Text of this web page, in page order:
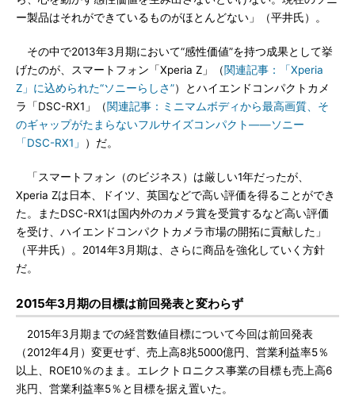
ー製品はそれができているものがほとんどない」（平井氏）。
その中で2013年3月期において“感性価値”を持つ成果として挙
げたのが、スマートフォン「Xperia Z」（関連記事：「Xperia
Z」に込められた“ソニーらしさ”）とハイエンドコンパクトカメ
ラ「DSC-RX1」（関連記事：ミニマムボディから最高画質、そ
のギャップがたまらないフルサイズコンパクト――ソニー
「DSC-RX1」
）だ。
「スマートフォン（のビジネス）は厳しい1年だったが、
Xperia Zは日本、ドイツ、英国などで高い評価を得ることができ
た。またDSC-RX1は国内外のカメラ賞を受賞するなど高い評価
を受け、ハイエンドコンパクトカメラ市場の開拓に貢献した」
（平井氏）。2014年3月期は、さらに商品を強化していく方針
だ。
2015年3月期の目標は前回発表と変わらず
2015年3月期までの経営数値目標について今回は前回発表
（2012年4月）変更せず、売上高8兆5000億円、営業利益率5％
以上、ROE10％のまま。エレクトロニクス事業の目標も売上高6
兆円、営業利益率5％と目標を据え置いた。